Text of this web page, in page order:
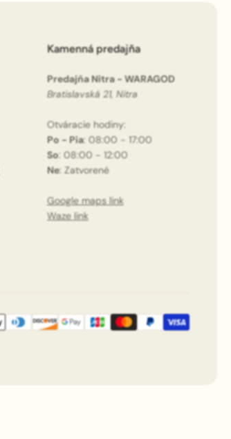
Kamenná predajňa
Predajňa Nitra - WARAGOD
Bratislavská 21, Nitra
Otváracie hodiny:
Po - Pia: 08:00 - 17:00
So: 08:00 - 12:00
Ne: Zatvorené
Google maps link
Waze link